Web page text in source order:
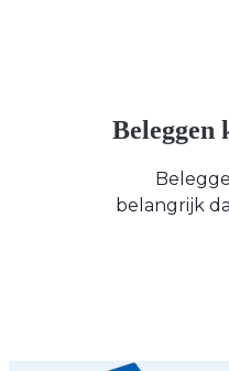
Beleggen
belangrijk